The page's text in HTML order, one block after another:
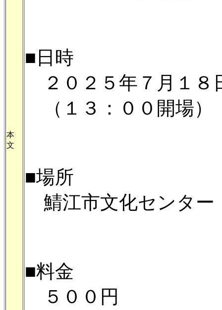
本
文
■日時
２０２５年７月１
（１３：００開場）
■場所
鯖江市文化センタ
■料金
５００円